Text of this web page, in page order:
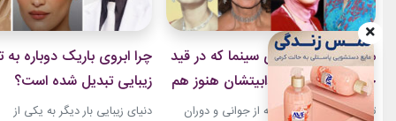
مسن‌ترین چهره‌های سینما که در قید
حیات هستند و جذابیتشان هنوز هم
باقیست!
تصاویر کنار هم قرار گرفته از جوانی و دوران
چرا ابروی باریک دوباره به
زیبایی تبدیل شده است؟
دنیای زیبایی بار دیگر به یکی از